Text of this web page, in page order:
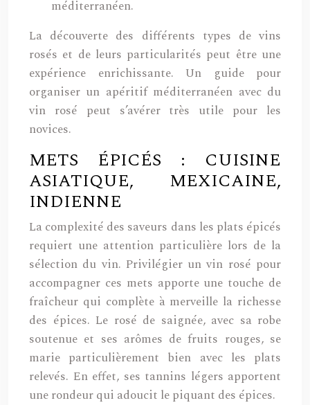
méditerranéen.
La découverte des différents types de vins
rosés et de leurs particularités peut être une
expérience enrichissante. Un guide pour
organiser un apéritif méditerranéen avec du
vin rosé peut s’avérer très utile pour les
novices.
METS ÉPICÉS : CUISINE
ASIATIQUE, MEXICAINE,
INDIENNE
La complexité des saveurs dans les plats épicés
requiert une attention particulière lors de la
sélection du vin. Privilégier un vin rosé pour
accompagner ces mets apporte une touche de
fraîcheur qui complète à merveille la richesse
des épices. Le rosé de saignée, avec sa robe
soutenue et ses arômes de fruits rouges, se
marie particulièrement bien avec les plats
relevés. En effet, ses tannins légers apportent
une rondeur qui adoucit le piquant des épices.